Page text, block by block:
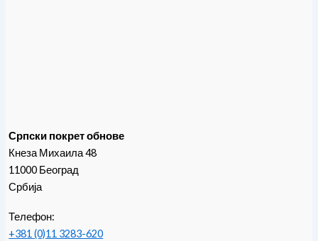
Српски покрет обнове
Кнеза Михаила 48
11000 Београд
Србија
Телефон:
+381 (0)11 3283-620